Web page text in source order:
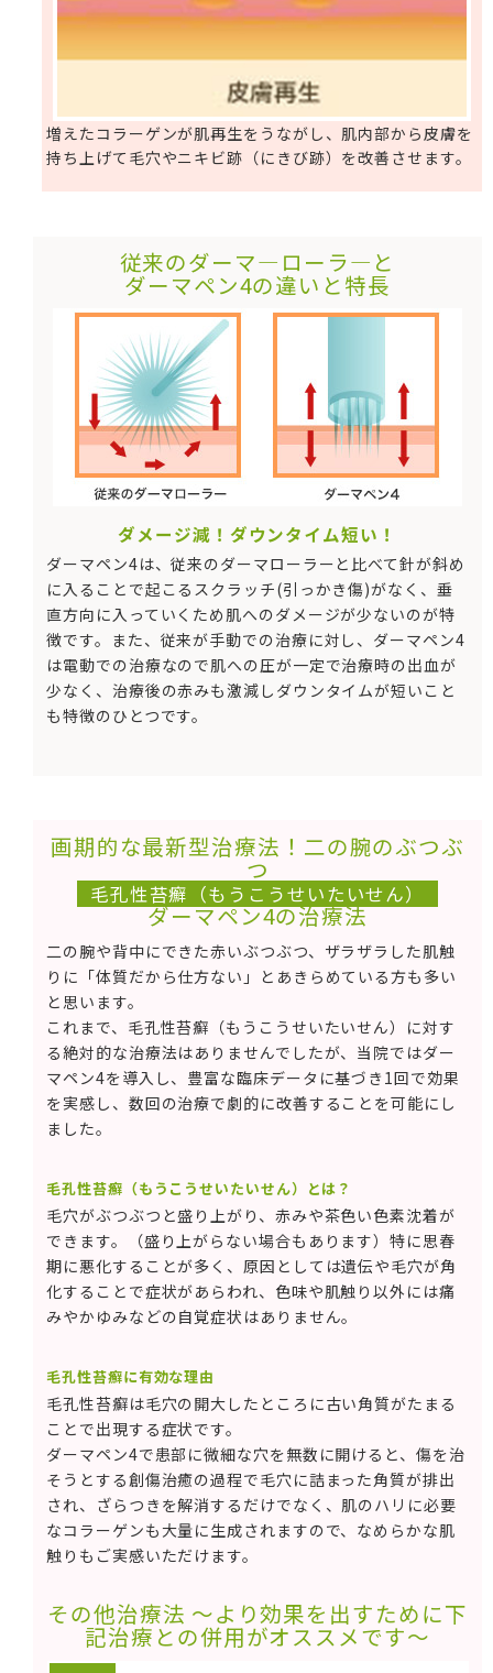
増えたコラーゲンが肌再生をうながし、肌内部から皮膚を
持ち上げて毛穴やニキビ跡（にきび跡）を改善させます。
従来のダーマ―ローラ―と
ダーマペン4の違いと特長
ダメージ減！ダウンタイム短い！
ダーマペン4は、従来のダーマローラーと比べて針が斜め
に入ることで起こるスクラッチ(引っかき傷)がなく、垂
直方向に入っていくため肌へのダメージが少ないのが特
徴です。また、従来が手動での治療に対し、ダーマペン4
は電動での治療なので肌への圧が一定で治療時の出血が
少なく、治療後の赤みも激減しダウンタイムが短いこと
も特徴のひとつです。
画期的な最新型治療法！二の腕のぶつぶ
つ
毛孔性苔癬（もうこうせいたいせん）
ダーマペン4の治療法
二の腕や背中にできた赤いぶつぶつ、ザラザラした肌触
りに「体質だから仕方ない」とあきらめている方も多い
と思います。
これまで、毛孔性苔癬（もうこうせいたいせん）に対す
る絶対的な治療法はありませんでしたが、当院ではダー
マペン4を導入し、豊富な臨床データに基づき1回で効果
を実感し、数回の治療で劇的に改善することを可能にし
ました。
毛孔性苔癬（もうこうせいたいせん）とは？
毛穴がぶつぶつと盛り上がり、赤みや茶色い色素沈着が
できます。（盛り上がらない場合もあります）特に思春
期に悪化することが多く、原因としては遺伝や毛穴が角
化することで症状があらわれ、色味や肌触り以外には痛
みやかゆみなどの自覚症状はありません。
毛孔性苔癬に有効な理由
毛孔性苔癬は毛穴の開大したところに古い角質がたまる
ことで出現する症状です。
ダーマペン4で患部に微細な穴を無数に開けると、傷を治
そうとする創傷治癒の過程で毛穴に詰まった角質が排出
され、ざらつきを解消するだけでなく、肌のハリに必要
なコラーゲンも大量に生成されますので、なめらかな肌
触りもご実感いただけます。
その他治療法 〜より効果を出すために下
記治療との併用がオススメです〜